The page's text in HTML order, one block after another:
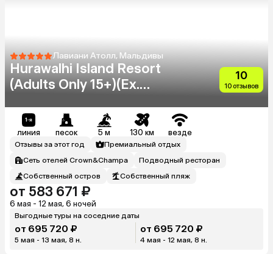
Лавиани Атолл, Мальдивы
Hurawalhi Island Resort
(Adults Only 15+)(Ex.
10
10 отзывов
линия песок 5 м 130 км везде
Отзывы за этот год
Премиальный отдых
Сеть отелей Crown&Champa
Подводный ресторан
Собственный остров
Собственный пляж
от 583 671 ₽
6 мая - 12 мая, 6 ночей
Выгодные туры на соседние даты
от 695 720 ₽
5 мая - 13 мая, 8 н.
от 695 720 ₽
4 мая - 12 мая, 8 н.